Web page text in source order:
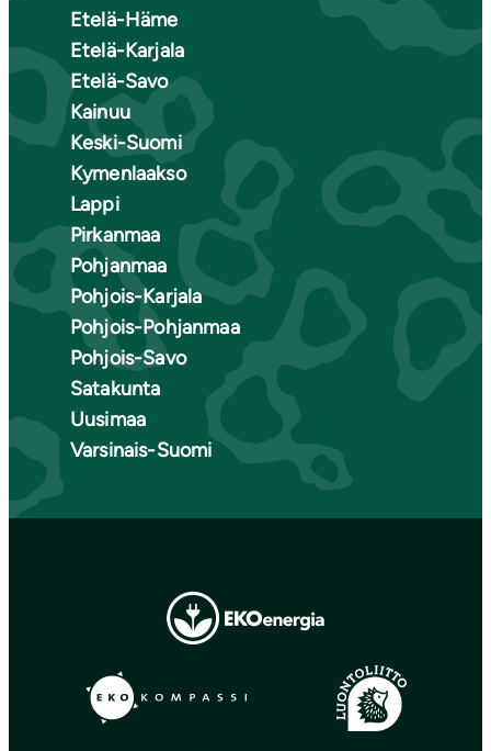
Etelä-Häme
Etelä-Karjala
Etelä-Savo
Kainuu
Keski-Suomi
Kymenlaakso
Lappi
Pirkanmaa
Pohjanmaa
Pohjois-Karjala
Pohjois-Pohjanmaa
Pohjois-Savo
Satakunta
Uusimaa
Varsinais-Suomi